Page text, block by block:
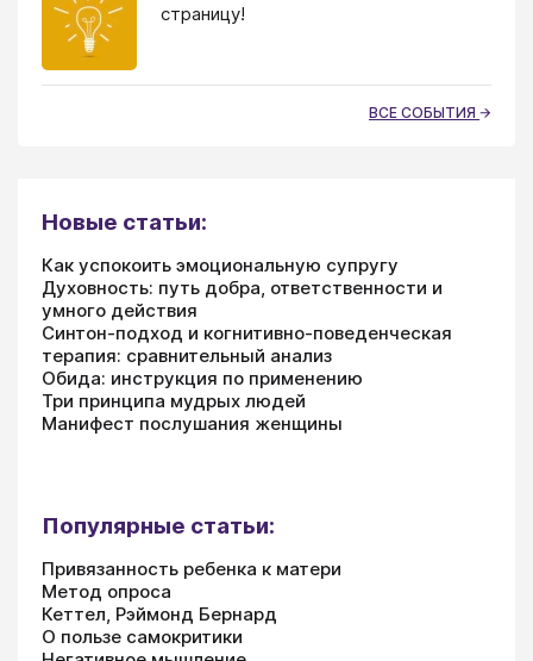
страницу!
ВСЕ СОБЫТИЯ
Новые статьи:
Как успокоить эмоциональную супругу
Духовность: путь добра, ответственности и
умного действия
Синтон-подход и когнитивно-поведенческая
терапия: сравнительный анализ
Обида: инструкция по применению
Три принципа мудрых людей
Манифест послушания женщины
Популярные статьи:
Привязанность ребенка к матери
Метод опроса
Кеттел, Рэймонд Бернард
О пользе самокритики